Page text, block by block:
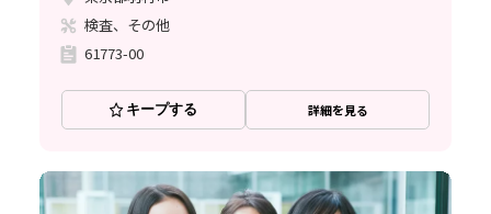
検査、その他
61773-00
キープする 詳細を見る